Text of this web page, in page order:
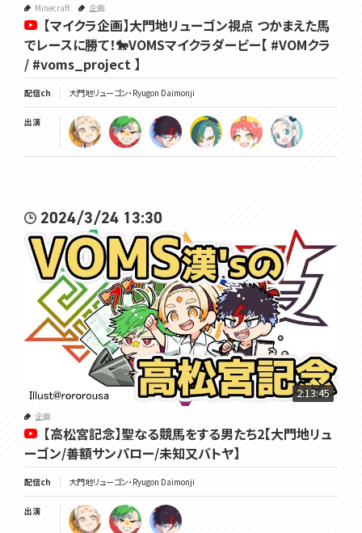
Minecraft 企画
【マイクラ企画】大門地リューゴン視点 つかまえた馬
でレースに勝て！🐎VOMSマイクラダービー【 #VOMクラ
/ #voms_project 】
配信ch 大門地リューゴン・Ryugon Daimonji
出演
2024/3/24 13:30
2:13:45
企画
【高松宮記念】聖なる競馬をする男たち2【大門地リュ
ーゴン/善額サンパロー/未知又バトヤ】
配信ch 大門地リューゴン・Ryugon Daimonji
出演